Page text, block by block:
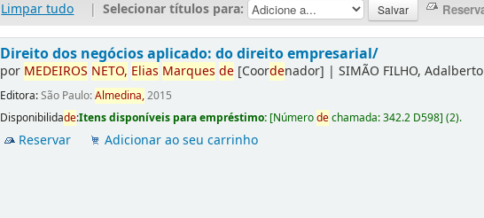
Limpar tudo | Selecionar títulos para:
Direito dos negócios aplicado: do direito empresarial/
por MEDEIROS NETO, Elias Marques de [Coordenador] |SIMÃO FILHO, Adalberto
Editora:São Paulo:Almedina,2015
Disponibilidade:Itens disponíveis para empréstimo: [Númerodechamada:342.2 D598](2).
Reservar Adicionar ao seu carrinho